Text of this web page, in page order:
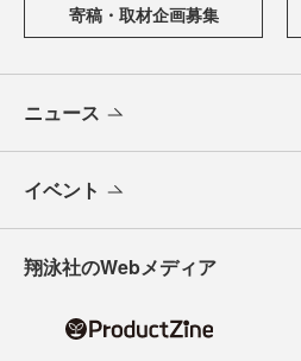
寄稿・取材企画募集
ニュース
イベント
翔泳社のWebメディア